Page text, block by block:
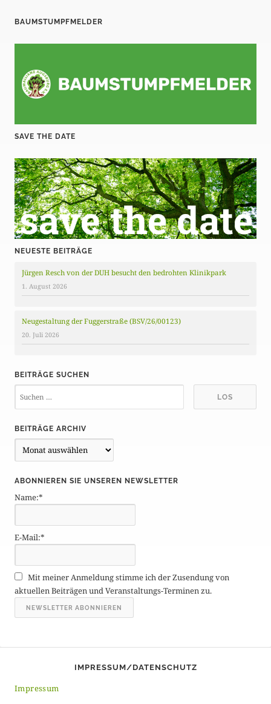
BAUMSTUMPFMELDER
SAVE THE DATE
NEUESTE BEITRÄGE
Jürgen Resch von der DUH besucht den bedrohten Klinikpark
1. August 2026
Neugestaltung der Fuggerstraße (BSV/26/00123)
20. Juli 2026
BEITRÄGE SUCHEN
BEITRÄGE ARCHIV
e
t
r
g
e
r
c
h
v
ABONNIEREN SIE UNSEREN NEWSLETTER
Name:*
E-Mail:*
Mit meiner Anmeldung stimme ich der Zusendung von
aktuellen Beiträgen und Veranstaltungs-Terminen zu.
IMPRESSUM/DATENSCHUTZ
Impressum